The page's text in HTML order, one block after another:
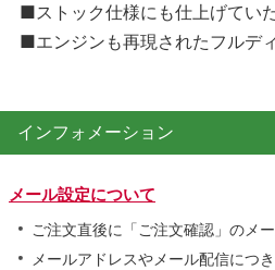
■ストック仕様にも仕上げてい
■エンジンも再現されたフルデ
インフォメーション
メール設定について
ご注文直後に「ご注文確認」のメ
メールアドレスやメール配信につ